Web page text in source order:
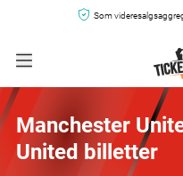
Som
Manchester
United billetter